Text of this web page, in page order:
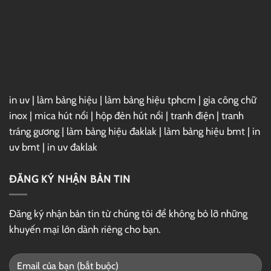
in uv | làm bảng hiệu | làm bảng hiệu tphcm | gia công chữ
inox | mica hút nổi | hộp đèn hút nổi | tranh điện | tranh
tráng gương | làm bảng hiệu đaklak | làm bảng hiệu bmt | in
uv bmt | in uv đaklak
ĐĂNG KÝ NHẬN BẢN TIN
Đăng ký nhận bản tin từ chúng tôi để không bỏ lỡ những
khuyến mại lớn dành riêng cho bạn.